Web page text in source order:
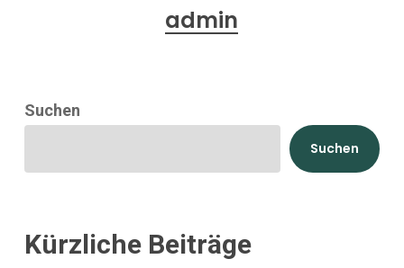
admin
Suchen
Suchen
Kürzliche Beiträge